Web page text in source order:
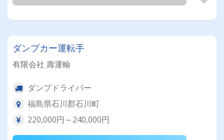
ダンプカー運転手
有限会社 壽運輸
ダンプドライバー
福島県石川郡石川町
220,000円～240,000円